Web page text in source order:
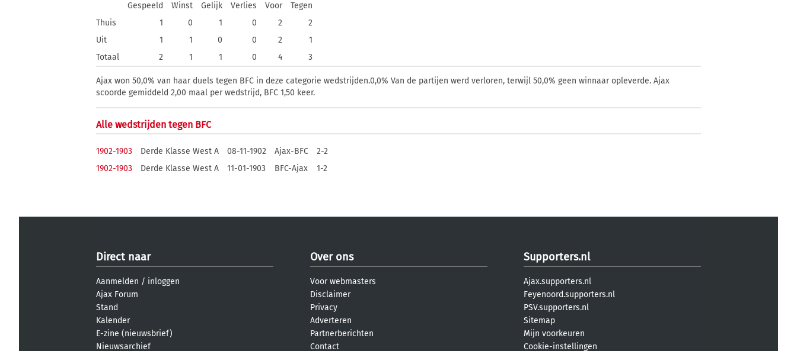
Gespeeld Winst Gelijk Verlies Voor
Tegen
Thuis
1 0 1 0 2
2
Uit
1 1 0 0 2
1
Totaal
2 1 1 0 4 3
Ajax won 50,0% van haar duels tegen BFC in deze categorie wedstrijden.0,0% Van de partijen werd verloren, terwijl 50,0% geen winnaar opleverde. Ajax
scoorde gemiddeld 2,00 maal per wedstrijd, BFC 1,50 keer.
Alle wedstrijden tegen BFC
1902-1903 Derde Klasse West A 08-11-1902 Ajax-BFC
2-2
1902-1903
Derde Klasse West A 11-01-1903 BFC-Ajax 1-2
Direct naar
Aanmelden / inloggen
Ajax Forum
Stand
Kalender
E-zine (nieuwsbrief)
Nieuwsarchief
Over ons
Voor webmasters
Disclaimer
Privacy
Adverteren
Partnerberichten
Contact
Supporters.nl
Ajax.supporters.nl
Feyenoord.supporters.nl
PSV.supporters.nl
Sitemap
Mijn voorkeuren
Cookie-instellingen